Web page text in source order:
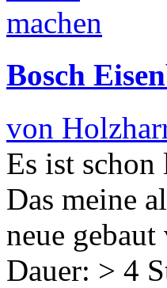
Bosch
von
Es ist schon
Das meine
neue
Dauer: > 4